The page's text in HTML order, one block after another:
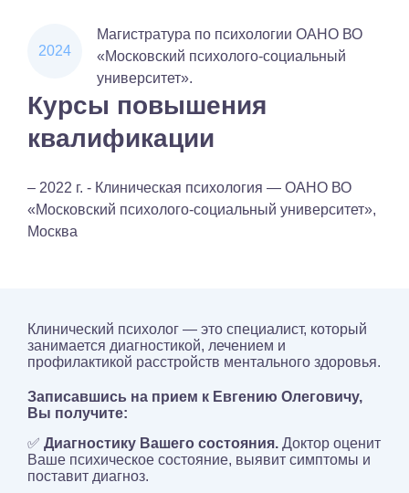
2024
Магистратура по психологии ОАНО ВО
«Московский психолого-социальный
университет».
Курсы повышения
квалификации
– 2022 г. - Клиническая психология — ОАНО ВО
«Московский психолого-социальный университет»,
Москва
Клинический психолог — это специалист, который
занимается диагностикой, лечением и
профилактикой расстройств ментального здоровья.
Записавшись на прием к Евгению Олеговичу,
Вы получите:
✅ Диагностику Вашего состояния. Доктор оценит
Ваше психическое состояние, выявит симптомы и
поставит диагноз.